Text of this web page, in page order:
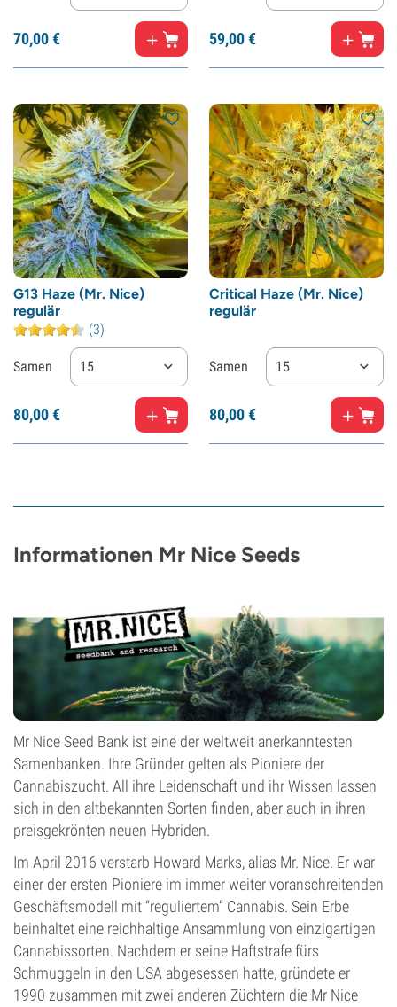
70,00€ 59,00€
G13 Haze (Mr. Nice)
regulär
(3)
Samen 15
80,00€
Critical Haze (Mr. Nice)
regulär
Samen 15
80,00€
Informationen Mr Nice Seeds
Mr Nice Seed Bank ist eine der weltweit anerkanntesten
Samenbanken. Ihre Gründer gelten als Pioniere der
Cannabiszucht. All ihre Leidenschaft und ihr Wissen lassen
sich in den altbekannten Sorten finden, aber auch in ihren
preisgekrönten neuen Hybriden.
Im April 2016 verstarb Howard Marks, alias Mr. Nice. Er war
einer der ersten Pioniere im immer weiter voranschreitenden
Geschäftsmodell mit “reguliertem” Cannabis. Sein Erbe
beinhaltet eine reichhaltige Ansammlung von einzigartigen
Cannabissorten. Nachdem er seine Haftstrafe fürs
Schmuggeln in den USA abgesessen hatte, gründete er
1990 zusammen mit zwei anderen Züchtern die Mr Nice